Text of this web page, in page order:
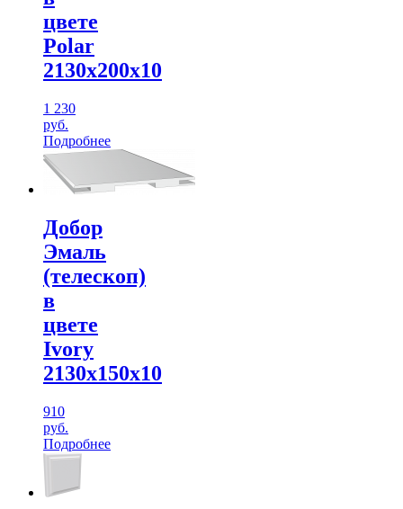
цвете
Polar
2130х200х10
1 230
руб.
Подробнее
Добор
Эмаль
(телескоп)
в
цвете
Ivory
2130х150х10
910
руб.
Подробнее